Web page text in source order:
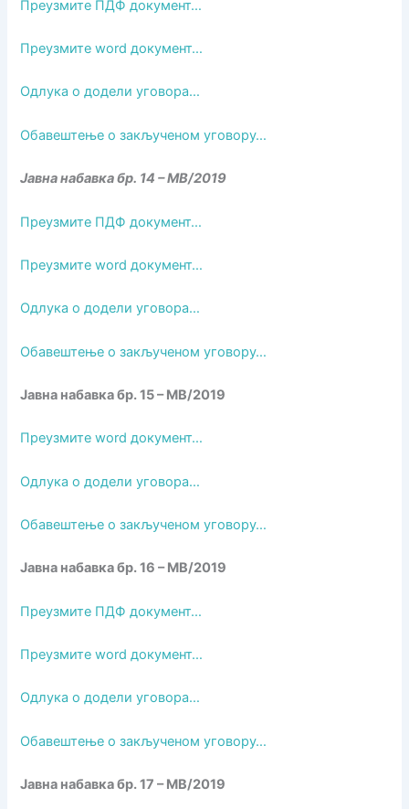
Преузмите ПДФ документ…
Преузмите word документ…
Одлука о додели уговора…
Обавештење о закљученом уговору…
Јавна набавка бр. 14 – МВ/2019
Преузмите ПДФ документ…
Преузмите word документ…
Одлука о додели уговора…
Обавештење о закљученом уговору…
Јавна набавка бр. 15 – МВ/2019
Преузмите word документ…
Одлука о додели уговора…
Обавештење о закљученом уговору…
Јавна набавка бр. 16 – МВ/2019
Преузмите ПДФ документ…
Преузмите word документ…
Одлука о додели уговора…
Обавештење о закљученом уговору…
Јавна набавка бр. 17 – МВ/2019